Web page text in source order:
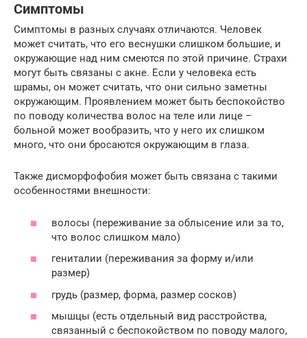
Симптомы
Симптомы в разных случаях отличаются. Человек
может считать, что его веснушки слишком большие, и
окружающие над ним смеются по этой причине. Страхи
могут быть связаны с акне. Если у человека есть
шрамы, он может считать, что они сильно заметны
окружающим. Проявлением может быть беспокойство
по поводу количества волос на теле или лице –
больной может вообразить, что у него их слишком
много, что они бросаются окружающим в глаза.
Также дисморфофобия может быть связана с такими
особенностями внешности:
волосы (переживание за облысение или за то,
что волос слишком мало)
гениталии (переживания за форму и/или
размер)
грудь (размер, форма, размер сосков)
мышцы (есть отдельный вид расстройства,
связанный с беспокойством по поводу малого,